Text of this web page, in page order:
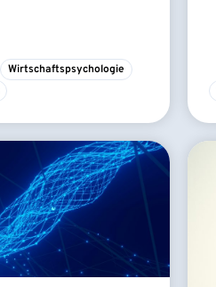
Wirtschaftspsychologie